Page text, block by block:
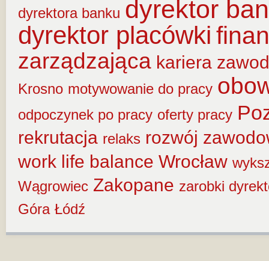
dyrektora banku dyrektor
dyrektor placówki
zarządzająca kariera
Krosno motywowanie do pracy
odpoczynek po pracy oferty pracy
rekrutacja relaks rozwój
work life balance Wrocław
Wągrowiec Zakopane zarobki
Góra Łódź